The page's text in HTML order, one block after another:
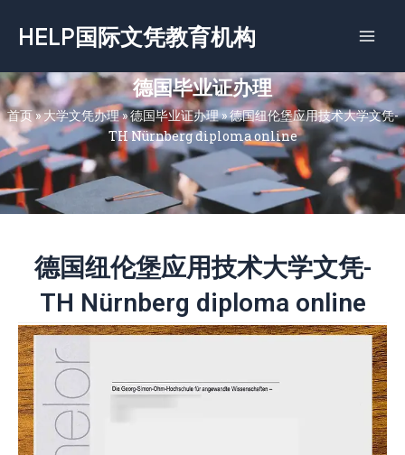
容
HELP国际文凭教育机构
德国毕业证办理
首页»大学文凭办理»德国毕业证办理»德国纽伦堡应用技术大学文凭-
TH Nürnberg diploma online
德国纽伦堡应用技术大学文凭-
TH Nürnberg diploma online